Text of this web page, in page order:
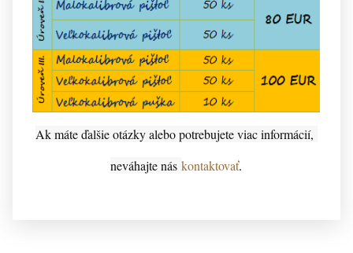
Ak máte ďalšie otázky alebo potrebujete viac informácií,
neváhajte nás kontaktovať.